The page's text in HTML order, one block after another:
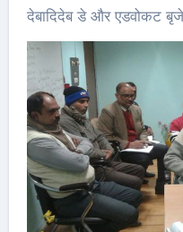
देबादिदेब डे और एडवोकट